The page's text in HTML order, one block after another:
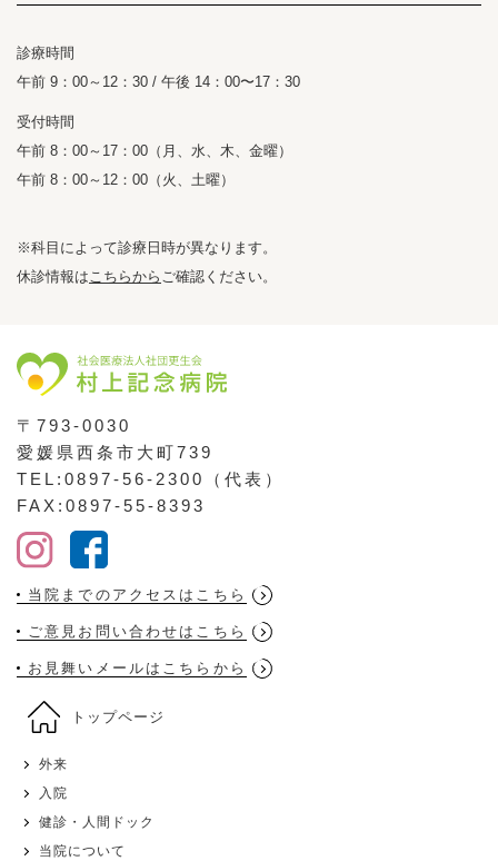
診療時間
午前 9：00～12：30 / 午後 14：00〜17：30
受付時間
午前 8：00～17：00（月、水、木、金曜）
午前 8：00～12：00（火、土曜）
※科目によって診療日時が異なります。
休診情報はこちらから ご確認ください。
〒793-0030
愛媛県西条市大町739
TEL:0897-56-2300（代表）
FAX:0897-55-8393
当院までのアクセスはこちら
ご意見お問い合わせはこちら
お見舞いメールはこちらから
トップページ
外来
入院
健診・人間ドック
当院について